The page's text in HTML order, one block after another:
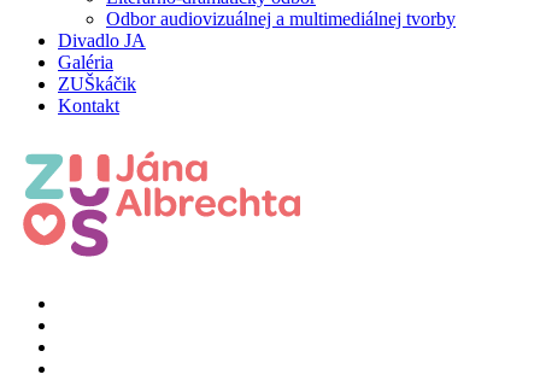
Odbor audiovizuálnej a multimediálnej tvorby
Divadlo JA
Galéria
ZUŠkáčik
Kontakt